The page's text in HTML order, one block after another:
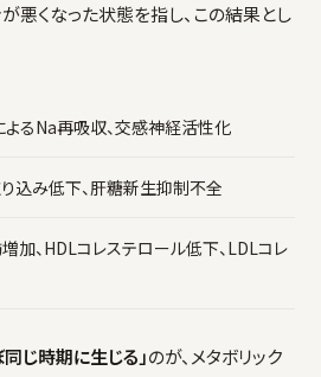
悪くなった状態を指し、この結果とし
よるNa再吸収、交感神経活性化
り込み低下、肝糖新生抑制不全
加、HDLコレステロール低下、LDLコレ
じ時期に生じる」のが、メタボリック